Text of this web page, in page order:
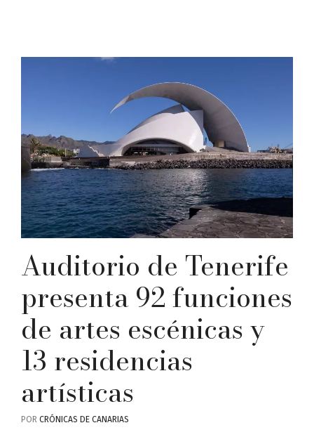
Auditorio de Tenerife
presenta 92 funciones
de artes escénicas y
13 residencias
artísticas
POR CRÓNICAS DE CANARIAS